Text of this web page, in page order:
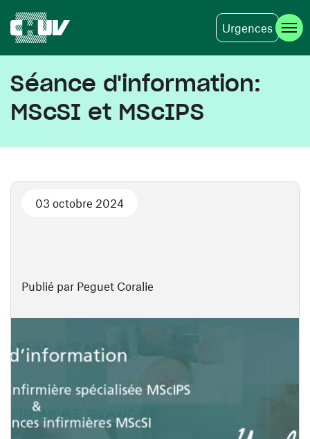
Urgences
Séance d'information:
MScSI et MScIPS
Publié par Peguet Coralie
03 octobre 2024